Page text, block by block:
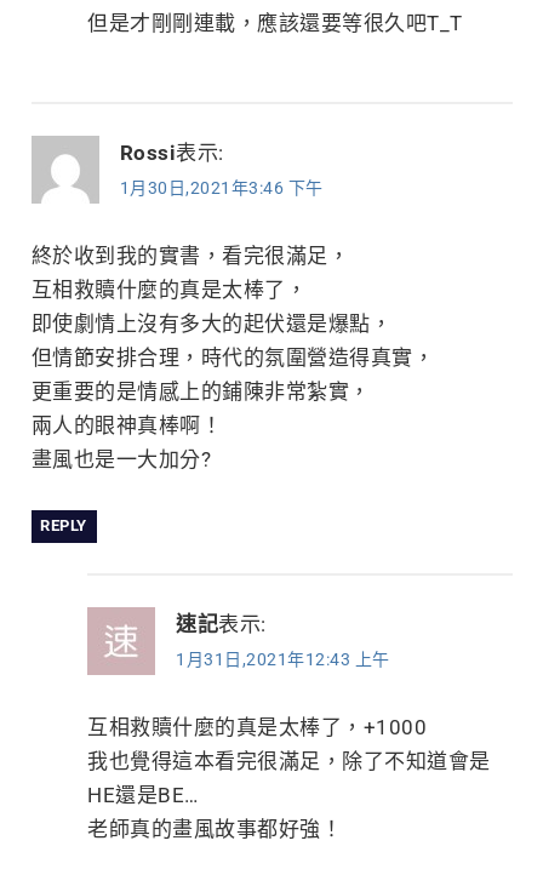
但是才剛剛連載，應該還要等很久吧T_T
Rossi表示:
1月30日,2021年3:46 下午
終於收到我的實書，看完很滿足，
互相救贖什麼的真是太棒了，
即使劇情上沒有多大的起伏還是爆點，
但情節安排合理，時代的氛圍營造得真實，
更重要的是情感上的鋪陳非常紮實，
兩人的眼神真棒啊！
畫風也是一大加分?
REPLY
速記表示:
1月31日,2021年12:43 上午
互相救贖什麼的真是太棒了，+1000
我也覺得這本看完很滿足，除了不知道會是
HE還是BE…
老師真的畫風故事都好強！